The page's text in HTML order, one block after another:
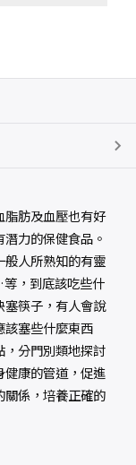
脂肪及血壓也有好
力的保健食品。
般人所熟知的有靈
，到底該吃些什
塞筷子，有人會說
該塞些什麼東西
，分門別類地探討
健康的管道，促進
關係，培養正確的